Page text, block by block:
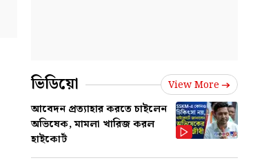
ভিডিয়ো View More
আবেদন প্রত্যাহার করতে চাইলেন
অভিষেক, মামলা খারিজ করল
হাইকোর্ট